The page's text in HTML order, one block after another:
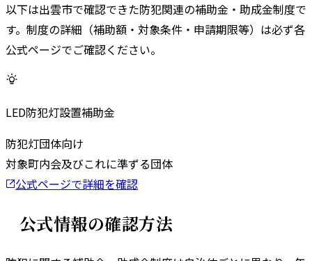
以下は出雲市で確認できた防犯関連の補助金・助成金制度で
す。 制度の詳細（補助額・対象条件・申請期限等）は必ず各
公式ページでご確認ください。
LED防犯灯設置補助金
防犯灯団体向け
対象町内会及びこれに準ずる団体
公式ページで詳細を確認
公式情報の確認方法